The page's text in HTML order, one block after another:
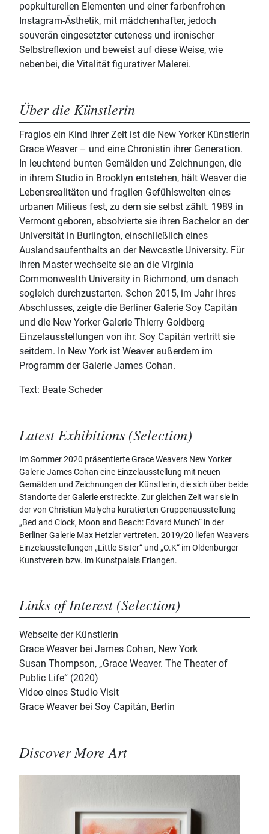
popkulturellen Elementen und einer farbenfrohen
Instagram-Ästhetik, mit mädchenhafter, jedoch
souverän eingesetzter cuteness und ironischer
Selbstreflexion und beweist auf diese Weise, wie
nebenbei, die Vitalität figurativer Malerei.
Über die Künstlerin
Fraglos ein Kind ihrer Zeit ist die New Yorker Künstlerin
Grace Weaver – und eine Chronistin ihrer Generation.
In leuchtend bunten Gemälden und Zeichnungen, die
in ihrem Studio in Brooklyn entstehen, hält Weaver die
Lebensrealitäten und fragilen Gefühlswelten eines
urbanen Milieus fest, zu dem sie selbst zählt. 1989 in
Vermont geboren, absolvierte sie ihren Bachelor an der
Universität in Burlington, einschließlich eines
Auslandsaufenthalts an der Newcastle University. Für
ihren Master wechselte sie an die Virginia
Commonwealth University in Richmond, um danach
sogleich durchzustarten. Schon 2015, im Jahr ihres
Abschlusses, zeigte die Berliner Galerie Soy Capitán
und die New Yorker Galerie Thierry Goldberg
Einzelausstellungen von ihr. Soy Capitán vertritt sie
seitdem. In New York ist Weaver außerdem im
Programm der Galerie James Cohan.
Text: Beate Scheder
Latest Exhibitions (Selection)
Im Sommer 2020 präsentierte Grace Weavers New Yorker
Galerie James Cohan eine Einzelausstellung mit neuen
Gemälden und Zeichnungen der Künstlerin, die sich über beide
Standorte der Galerie erstreckte. Zur gleichen Zeit war sie in
der von Christian Malycha kuratierten Gruppenausstellung
„Bed and Clock, Moon and Beach: Edvard Munch“ in der
Berliner Galerie Max Hetzler vertreten. 2019/20 liefen Weavers
Einzelausstellungen „Little Sister“ und „O.K“ im Oldenburger
Kunstverein bzw. im Kunstpalais Erlangen.
Links of Interest (Selection)
Webseite der Künstlerin
Grace Weaver bei James Cohan, New York
Susan Thompson, „Grace Weaver. The Theater of
Public Life“ (2020)
Video eines Studio Visit
Grace Weaver bei Soy Capitán, Berlin
Discover More Art